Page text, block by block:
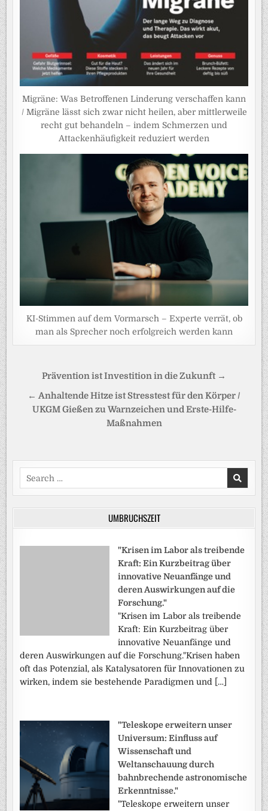
Migräne: Was Betroffenen Linderung verschaffen kann
/ Migräne lässt sich zwar nicht heilen, aber mittlerweile
recht gut behandeln – indem Schmerzen und
Attackenhäufigkeit reduziert werden
KI-Stimmen auf dem Vormarsch – Experte verrät, ob
man als Sprecher noch erfolgreich werden kann
Beitragsnavigation
Prävention ist Investition in die Zukunft →
← Anhaltende Hitze ist Stresstest für den Körper /
UKGM Gießen zu Warnzeichen und Erste-Hilfe-
Maßnahmen
Search
for:
UMBRUCHSZEIT
"Krisen im Labor als treibende
Kraft: Ein Kurzbeitrag über
innovative Neuanfänge und
deren Auswirkungen auf die
Forschung."
"Krisen im Labor als treibende
Kraft: Ein Kurzbeitrag über
innovative Neuanfänge und
deren Auswirkungen auf die Forschung."Krisen haben
oft das Potenzial, als Katalysatoren für Innovationen zu
wirken, indem sie bestehende Paradigmen und […]
"Teleskope erweitern unser
Universum: Einfluss auf
Wissenschaft und
Weltanschauung durch
bahnbrechende astronomische
Erkenntnisse."
"Teleskope erweitern unser